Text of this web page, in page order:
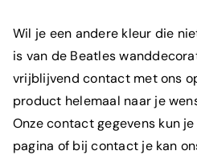
Wil je een andere kleur die
is van de Beatles
vrijblijvend contact met ons
product helemaal naar je
Onze contact gegevens kun
pagina of bij contact je kan